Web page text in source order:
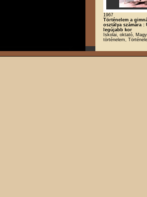
1967
Történelem a
osztálya számára :
legújabb kor
Iskolai, oktató,
történelem,